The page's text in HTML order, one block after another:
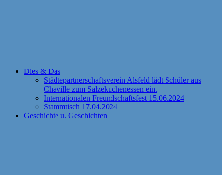
Dies & Das
Städtepartnerschaftsverein Alsfeld lädt Schüler aus
Chaville zum Salzekuchenessen ein.
Internationalen Freundschaftsfest 15.06.2024
Stammtisch 17.04.2024
Geschichte u. Geschichten